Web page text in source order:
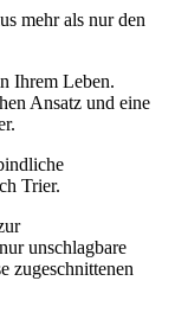
mehr als nur den
Ihrem Leben.
Ansatz und eine
Trier.
unschlagbare
zugeschnittenen